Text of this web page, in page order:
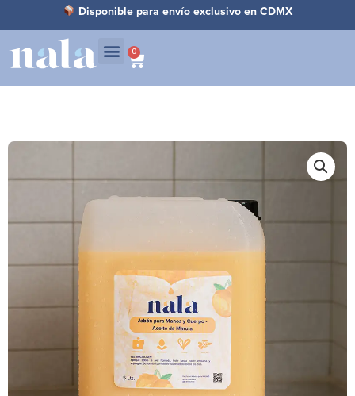
al
contenido
Disponible para envío exclusivo en CDMX
0
Carrito